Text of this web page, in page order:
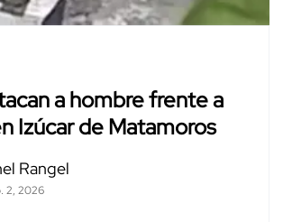
a hombre frente a
Izúcar de Matamoros
Rangel
2, 2026